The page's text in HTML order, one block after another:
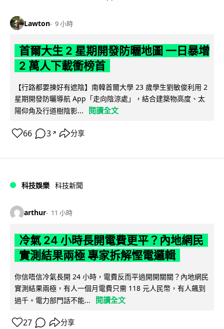
Lawton 9 小時
首爾大生 2 星期開發防曬地圖 一日暴增
2 萬人下載衝榜首
【行路都要揀好有遮陰】南韓首爾大學 23 歲學生劉敏俊利用 2
星期開發防曬導航 App「走向陰涼處」，結合建築物高度、太
陽仰角及行道樹陰影...
閱讀全文
66 3 ↗ 分享
科技娛樂 科技新聞
arthur 11 小時
冷氣 24 小時長開電費更平？內地網民
實測結果兩極 專家拆解慳電邏輯
你信唔信冷氣長開 24 小時，電費反而平過開開關關？內地網民
實測結果兩極，有人一個月電費只需 118 元人民幣，有人飆到
過千。電力部門話不能...
閱讀全文
27 分享